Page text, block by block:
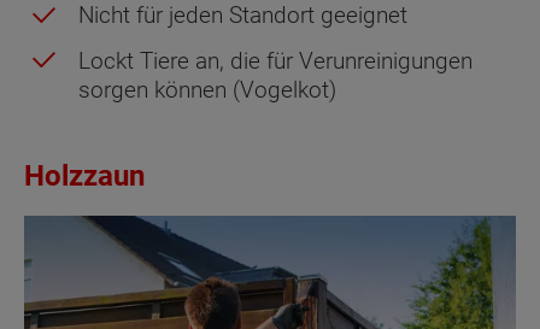
Nicht für jeden Standort geeignet
Lockt Tiere an, die für Verunreinigungen
sorgen können (Vogelkot)
Holzzaun